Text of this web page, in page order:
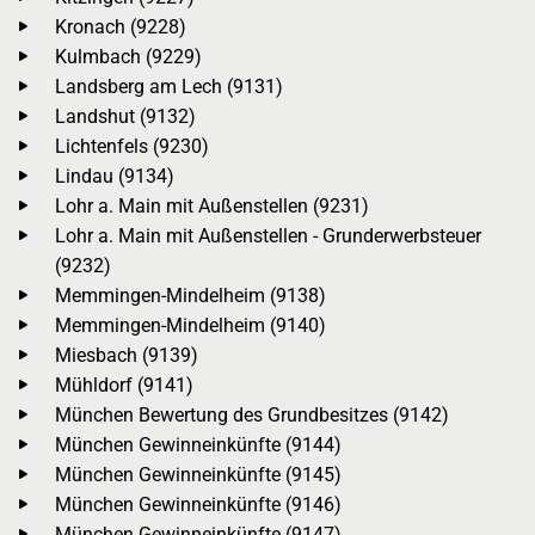
Kronach (9228)
Kulmbach (9229)
Landsberg am Lech (9131)
Landshut (9132)
Lichtenfels (9230)
Lindau (9134)
Lohr a. Main mit Außenstellen (9231)
Lohr a. Main mit Außenstellen - Grunderwerbsteuer
(9232)
Memmingen-Mindelheim (9138)
Memmingen-Mindelheim (9140)
Miesbach (9139)
Mühldorf (9141)
München Bewertung des Grundbesitzes (9142)
München Gewinneinkünfte (9144)
München Gewinneinkünfte (9145)
München Gewinneinkünfte (9146)